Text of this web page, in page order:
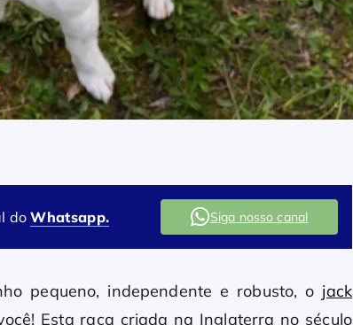
doWhatsapp. Siga nosso canal
pequeno, independente e robusto, o jack
Esta raça criada na Inglaterra no século